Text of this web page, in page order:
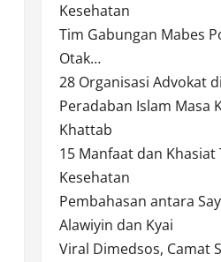
Kesehatan
Tim Gabungan Mabes
Otak…
28 Organisasi Advokat
Peradaban Islam Masa
Khattab
15 Manfaat dan
Kesehatan
Pembahasan antara
Alawiyin dan Kyai
Viral Dimedsos, Camat